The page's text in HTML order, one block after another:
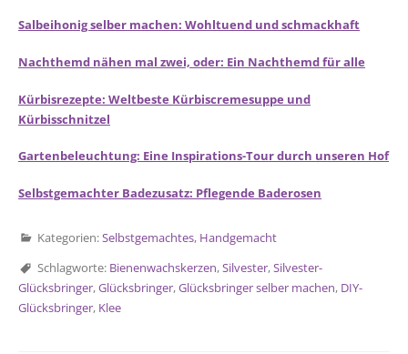
Salbeihonig selber machen: Wohltuend und schmackhaft
Nachthemd nähen mal zwei, oder: Ein Nachthemd für alle
Kürbisrezepte: Weltbeste Kürbiscremesuppe und
Kürbisschnitzel
Gartenbeleuchtung: Eine Inspirations-Tour durch unseren Hof
Selbstgemachter Badezusatz: Pflegende Baderosen
Kategorien:Selbstgemachtes, Handgemacht
Schlagworte: Bienenwachskerzen,Silvester,Silvester-
Glücksbringer,Glücksbringer,Glücksbringer selber machen, DIY-
Glücksbringer, Klee